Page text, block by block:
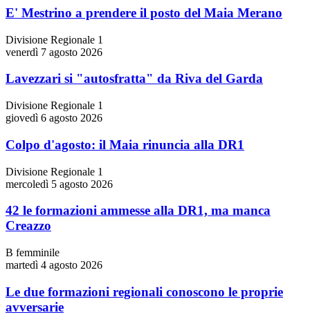
E' Mestrino a prendere il posto del Maia Merano
Divisione Regionale 1
venerdì 7 agosto 2026
Lavezzari si "autosfratta" da Riva del Garda
Divisione Regionale 1
giovedì 6 agosto 2026
Colpo d'agosto: il Maia rinuncia alla DR1
Divisione Regionale 1
mercoledì 5 agosto 2026
42 le formazioni ammesse alla DR1, ma manca
Creazzo
B femminile
martedì 4 agosto 2026
Le due formazioni regionali conoscono le proprie
avversarie